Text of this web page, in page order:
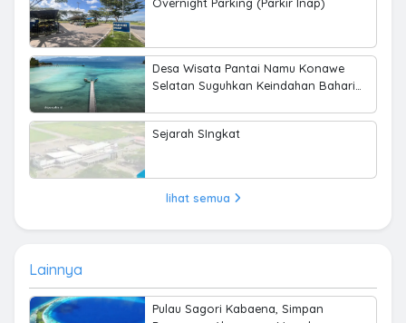
Desa Wisata Pantai Namu Konawe
Selatan Suguhkan Keindahan Bahari
Sejarah SIngkat
lihat semua
Lainnya
Pulau Sagori Kabaena, Simpan